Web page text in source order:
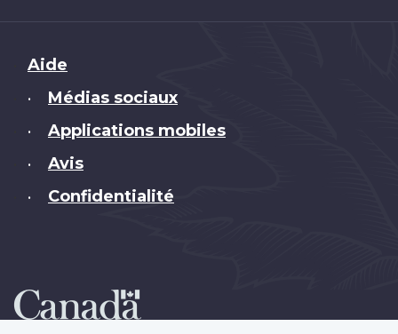
Brand
Aide
• Médias sociaux
• Applications mobiles
• Avis
• Confidentialité